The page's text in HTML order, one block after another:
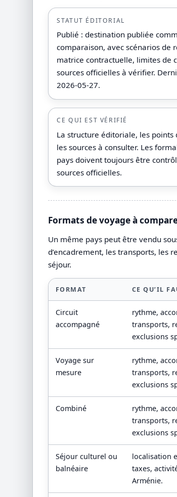
STATUT ÉDITORIAL
Publié : destination publiée
comparaison, avec scénarios de
matrice contractuelle, limites de
sources officielles à vérifier.
2026-05-27.
CE QUI EST VÉRIFIÉ
La structure éditoriale, les points
les sources à consulter. Les
pays doivent toujours être
sources officielles.
Formats de voyage à
Un même pays peut être vendu
d’encadrement, les transports, les
séjour.
FORMAT CE QU’IL
Circuit
accompagné
rythme,
transports,
exclusions
Voyage sur
mesure
rythme,
transports,
exclusions
Combiné
rythme,
transports,
exclusions
Séjour culturel ou
balnéaire
localisation
taxes,
Arménie.